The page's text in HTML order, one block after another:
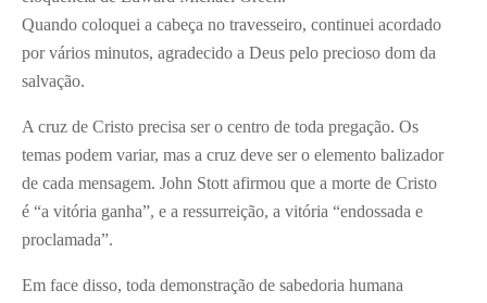
Quando coloquei a cabeça no travesseiro, continuei acordado
por vários minutos, agradecido a Deus pelo precioso dom da
salvação.
A cruz de Cristo precisa ser o centro de toda pregação. Os
temas podem variar, mas a cruz deve ser o elemento balizador
de cada mensagem. John Stott afirmou que a morte de Cristo
é “a vitória ganha”, e a ressurreição, a vitória “endossada e
proclamada”.
Em face disso, toda demonstração de sabedoria humana